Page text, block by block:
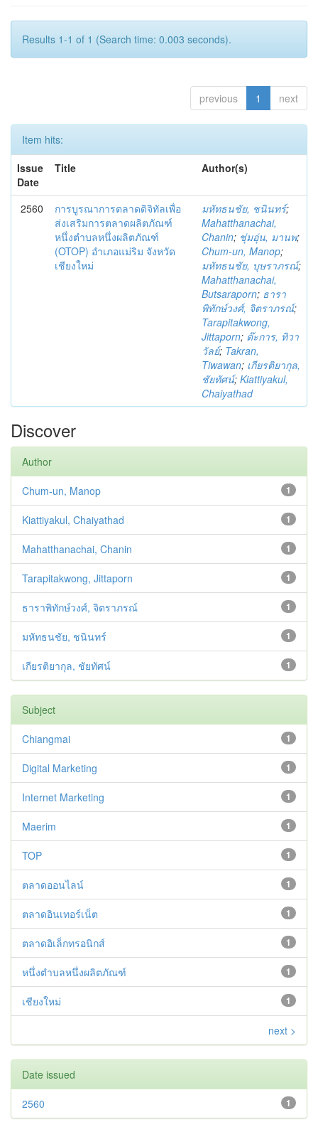
Results 1-1 of 1 (Search time: 0.003 seconds).
previous 1 next
Item hits:
Issue
Date
Title Author(s)
2560
การบูรณาการตลาดดิจิทัลเพื่อ
ส่งเสริมการตลาดผลิตภัณฑ์
หนึ่งตำบลหนึ่งผลิตภัณฑ์
(OTOP) อำเภอแม่ริม จังหวัด
เชียงใหม่
มหัทธนชัย, ชนินทร์;
Mahatthanachai,
Chanin; ชุ่มอุ่น, มานพ;
Chum-un, Manop;
มหัทธนชัย, บุษราภรณ์;
Mahatthanachai,
Butsaraporn; ธารา
พิทักษ์วงศ์, จิตราภรณ์;
Tarapitakwong,
Jittaporn; ต๊ะการ, ทิวา
วัลย์; Takran,
Tiwawan; เกียรติยากุล,
ชัยทัศน์; Kiattiyakul,
Chaiyathad
Discover
Author
1
Chum-un, Manop
1
Kiattiyakul, Chaiyathad
1
Mahatthanachai, Chanin
1
Tarapitakwong, Jittaporn
1
ธาราพิทักษ์วงศ์, จิตราภรณ์
1
มหัทธนชัย, ชนินทร์
1
เกียรติยากุล, ชัยทัศน์
Subject
1
Chiangmai
1
Digital Marketing
1
Internet Marketing
1
Maerim
1
TOP
1
ตลาดออนไลน์
1
ตลาดอินเทอร์เน็ต
1
ตลาดอิเล็กทรอนิกส์
1
หนึ่งตำบลหนึ่งผลิตภัณฑ์
1
เชียงใหม่
next >
Date issued
1
2560